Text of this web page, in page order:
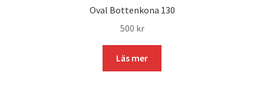
Oval Bottenkona 130
500 kr
Läs mer